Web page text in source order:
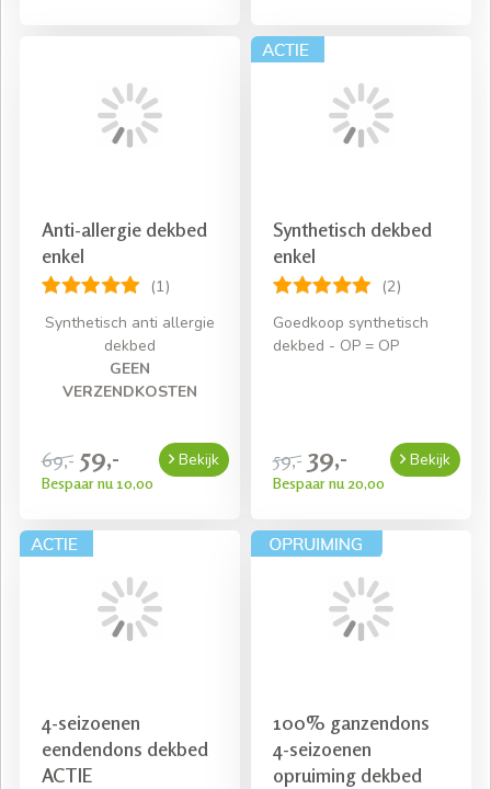
Anti-allergie dekbed
enkel
(1)
Synthetisch anti allergie
dekbed
GEEN
VERZENDKOSTEN
69,- 59,-
Bespaar nu 10,00
Bekijk
Synthetisch dekbed
enkel
(2)
Goedkoop synthetisch
dekbed - OP = OP
59,- 39,-
Bespaar nu 20,00
Bekijk
4-seizoenen
eendendons dekbed
ACTIE
100% ganzendons
4-seizoenen
opruiming dekbed